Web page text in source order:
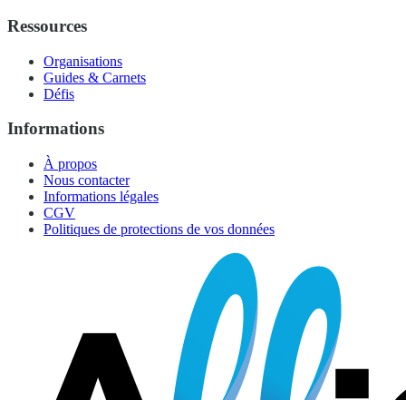
Ressources
Organisations
Guides & Carnets
Défis
Informations
À propos
Nous contacter
Informations légales
CGV
Politiques de protections de vos données